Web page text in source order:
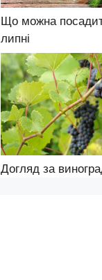
Що можна
липні
Догляд за